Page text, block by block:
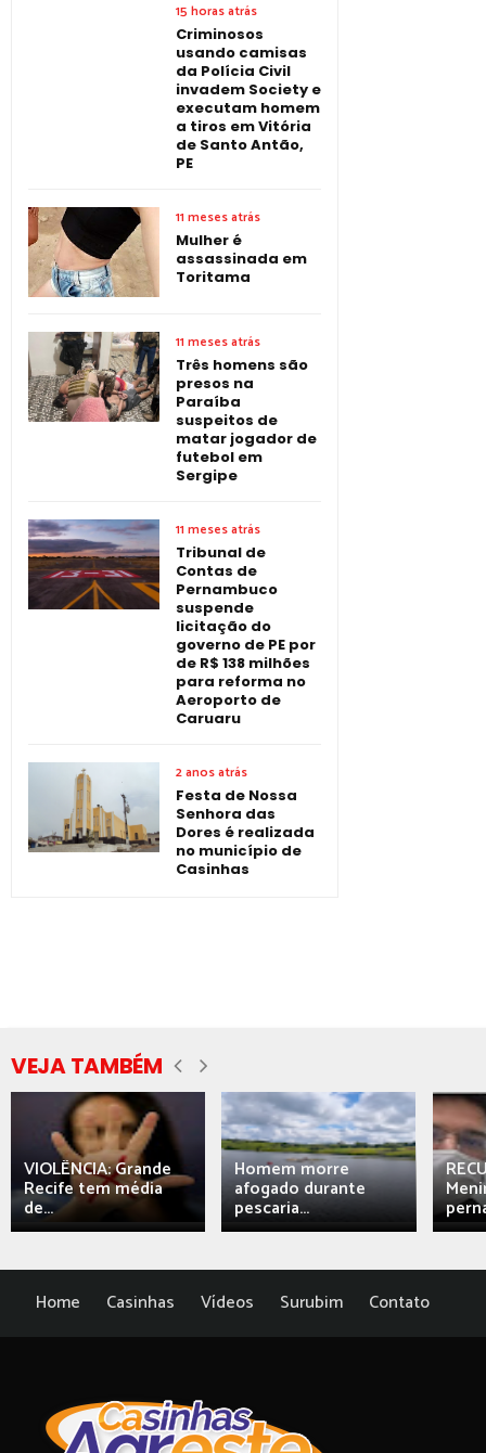
15 horas atrás
Criminosos
usando camisas
da Polícia Civil
invadem Society e
executam homem
a tiros em Vitória
de Santo Antão,
PE
11 meses atrás
Mulher é
assassinada em
Toritama
11 meses atrás
Três homens são
presos na
Paraíba
suspeitos de
matar jogador de
futebol em
Sergipe
11 meses atrás
Tribunal de
Contas de
Pernambuco
suspende
licitação do
governo de PE por
de R$ 138 milhões
para reforma no
Aeroporto de
Caruaru
2 anos atrás
Festa de Nossa
Senhora das
Dores é realizada
no município de
Casinhas
VEJA TAMBÉM
VIOLÊNCIA: Grande
Recife tem média
de...
Homem morre
afogado durante
pescaria...
Home Casinhas Vídeos Surubim Contato